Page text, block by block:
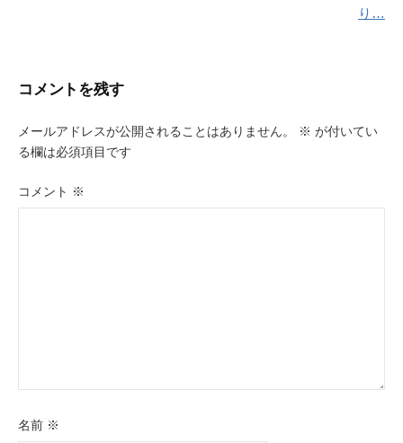
ン
り…
コメントを残す
メールアドレスが公開されることはありません。 ※ が付いてい
る欄は必須項目です
コメント ※
名前 ※